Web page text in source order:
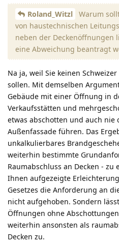
Roland_Witzl
Warum
von haustechnischen
neben der Deckenöffnungen
eine Abweichung beantragt
Na ja, weil Sie keinen
sollen. Mit demselben
Gebäude mit einer Öffnung in
Verkaufsstätten und
etwas abschotten und auch nie
Außenfassade führen. Das
unkalkulierbares
weiterhin bestimmte
Raumabschluss an Decken -
Ihnen aufgezeigte
Gesetzes die Anforderung an
nicht aufgehoben. Sondern
Öffnungen ohne
weiterhin ansonsten als
Decken zu.